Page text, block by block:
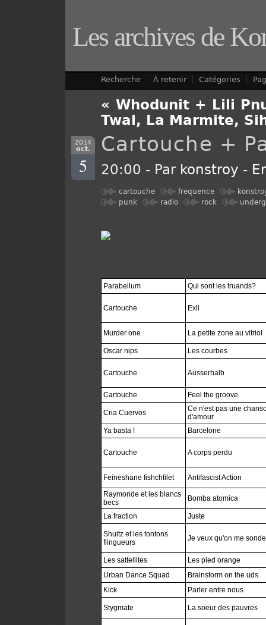
Les archives de
Recherche À retenir Catégories
« Whodunit + Lili
Twal, La Marmite,
2014
oct.
5
Cartouche +
20:00 - Par konstroy -
cartouche frequence
punk
radio rock
Parabellum Qui sont les truands?
Cartouche Exil
Murder one La petite zone au vitriol
Oscar nips Les courbes
Cartouche Ausserhalb
Cartouche Feel the groove
Cria Cuervos
Ce n'est pas une
d'amour
Ya basta !
Barcelone
Cartouche A corps perdu
Feineshane fishchfilet
Antifascist Action
Raymonde et les blancs
becs
Bomba atomica
La fraction Juste
Shultz et les tontons
flingueurs
Je veux qu'on me sonde
Les sattellites
Les pied orange
Urban Dance Squad
Brainstorm on the uds
Kick
Parler entre nous
Stygmate La soeur des pauvres